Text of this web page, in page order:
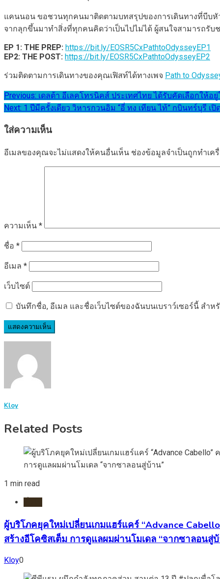
แคนนอน ขอชวนทุกคนมาติดตามบทสรุปของการเดินทางที่บีบหั
จากลุกขึ้นมาทำสิ่งที่ทุกคนคิดว่าเป็นไปไม่ได้ ผู้สนใจสามารถรับ
EP 1: THE PREP: https://bit.ly/EOSR5CxPathtoOdysseyEP1
EP2: THE POST: https://bit.ly/EOSR5CxPathtoOdysseyEP2
ร่วมติดตามการเดินทางของคุณเฟิสท์ได้ทางเพจ Path to
แนะแนว
เรื่อง
Previous: เดลต้า อีเลคโทรนิคส์ ประเทศไทย ได้รับคัดเลือกให้อ
Next: 1 ปีมีครั้งเดียว วิหารกวนอิม “อี่ ทง เทียน ไท้” กบินทร์บุรี
ใส่ความเห็น
อีเมลของคุณจะไม่แสดงให้คนอื่นเห็น ช่องข้อมูลจำเป็นถูกทำเค
ความเห็น *
ชื่อ *
อีเมล *
เว็บไซต์
บันทึกชื่อ, อีเมล และชื่อเว็บไซต์ของฉันบนเบราว์เซอร์นี้ สำห
Kloy
Related Posts
1 min read
ผู้บริโภคยุคใหม่เปลี่ยนเกมแฮร์แคร์ “Advance
สร้างอีโคซิสเต็ม การดูแลผมผ่านโมเดล “จากซาลอนสู่
Kloy0